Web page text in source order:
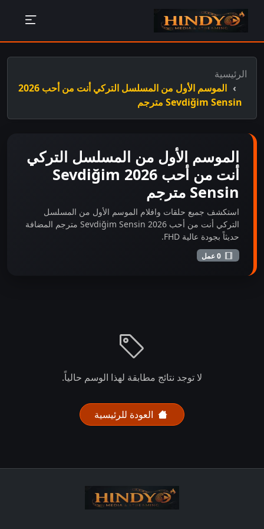
الرئيسية
الموسم الأول من المسلسل التركي أنت من أحب 2026
Sevdiğim Sensin مترجم
الموسم الأول من المسلسل التركي
أنت من أحب 2026 Sevdiğim
Sensin مترجم
استكشف جميع حلقات وافلام الموسم الأول من المسلسل
التركي أنت من أحب 2026 Sevdiğim Sensin مترجم المضافة
حديثاً بجودة عالية FHD.
لا توجد نتائج مطابقة لهذا الوسم حالياً.
العودة للرئيسية